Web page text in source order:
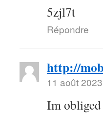
5zjl7t
Répondre
http://
11 août
Im